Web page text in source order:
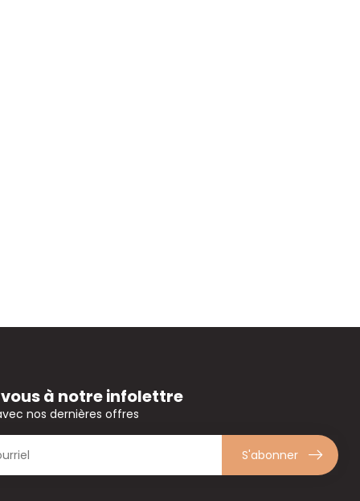
à notre infolettre
nos dernières offres
S'abonner